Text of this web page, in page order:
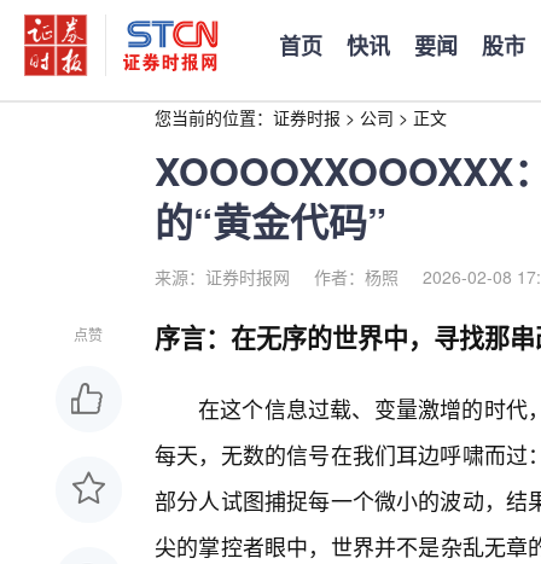
首页 快讯 要闻 股市
您当前的位置： 证券时报 > 公司 > 正文
XOOOOXXOOOXXX
的“黄金代码”
来源：证券时报网 作者：杨照 2026-02-08
点赞 序言：在无序的世界中，寻找那
在这个信息过载、变量激增的时代
每天，无数的信号在我们耳边呼啸而
部分人试图捕捉每一个微小的波动，
尖的掌控者眼中，世界并不是杂乱无